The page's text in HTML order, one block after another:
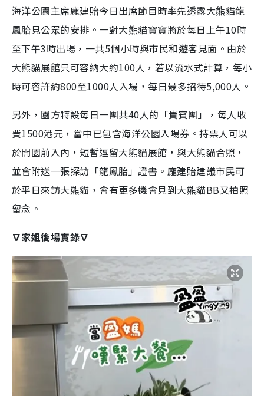
海洋公園主席龐建貽今日出席節目時率先透露大熊貓龍
鳳胎見公眾的安排。一對大熊貓寶寶將於每日上午10時
至下午3時出場，一共5個小時與市民和遊客見面。由於
大熊貓展館只可容納大約100人，若以流水式計算，每小
時可容許約800至1000人入場，每日最多招待5,000人。
另外，園方特設每日一團共40人的「貴賓團」，每人收
費1500港元，當中已包含海洋公園入場券。持票人可以
於開園前入內，短暫逗留大熊貓展館，與大熊貓合照，
並會附送一張探訪「龍鳳胎」證書。龐建貽建議市民可
於平日來訪大熊貓，會有更多機會見到大熊貓BB又拍照
留念。
∇家姐後場實錄∇